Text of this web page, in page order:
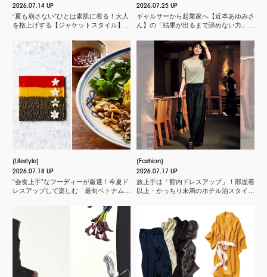
2026.07.14 UP
“夏も崩さない”ひとは素肌に着る！大人
を格上げする【ジャケットスタイル】厳
2026.07.25 UP
ギャルサーから起業家へ【近本あゆみさ
ん】の「結果が出るまで諦めない力」と
Lifestyle
2026.07.18 UP
“会食上手”なフーディーが厳選！今夏ド
レスアップして楽しむ「最旬ベトナム料
Fashion
2026.07.17 UP
旅上手は「館内ドレスアップ」！部屋着
以上・かっちり未満のホテル泊スタイル